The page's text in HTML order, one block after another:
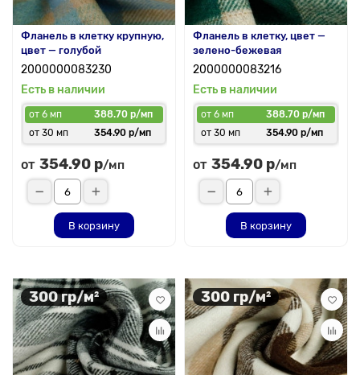
Фланель в клетку крупную,
цвет — голубой
2000000083230
Есть в наличии
от 6 мп
388.70 р/мп
от 30 мп
354.90 р/мп
от 354.90 р/мп
В корзину
Фланель в клетку, цвет —
зелено-бежевая
2000000083216
Есть в наличии
от 6 мп
388.70 р/мп
от 30 мп
354.90 р/мп
от 354.90 р/мп
В корзину
300 гр/м² 300 гр/м²